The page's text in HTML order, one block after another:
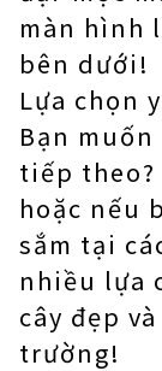
màn hình
bên dưới!
Lựa chọn
Bạn
tiếp theo?
hoặc nếu
sắm tại
nhiều lựa
cây đẹp
trường!